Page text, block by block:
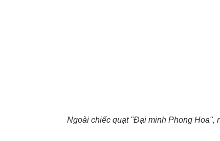
Ngoài chiếc quạt "Đại minh Phong Hoa",